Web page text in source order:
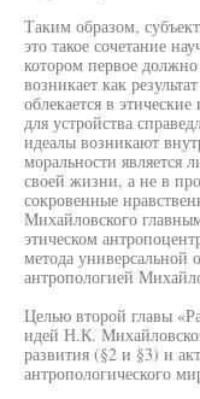
Таким образом,
это такое сочетание
котором первое
возникает как
облекается в
для устройства
идеалы возникают
моральности является
своей жизни, а не в
сокровенные
Михайловского
этическом
метода универсальной
антропологией
Целью второй главы
идей Н.К.
развития (§2 и §3) и
антропологического